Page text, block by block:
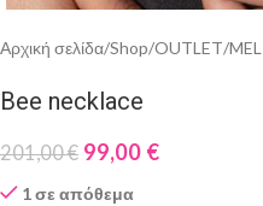
Αρχική σελίδα/Shop/OUTLET/
Bee necklace
201,00€ 99,00 €
1 σε απόθεμα